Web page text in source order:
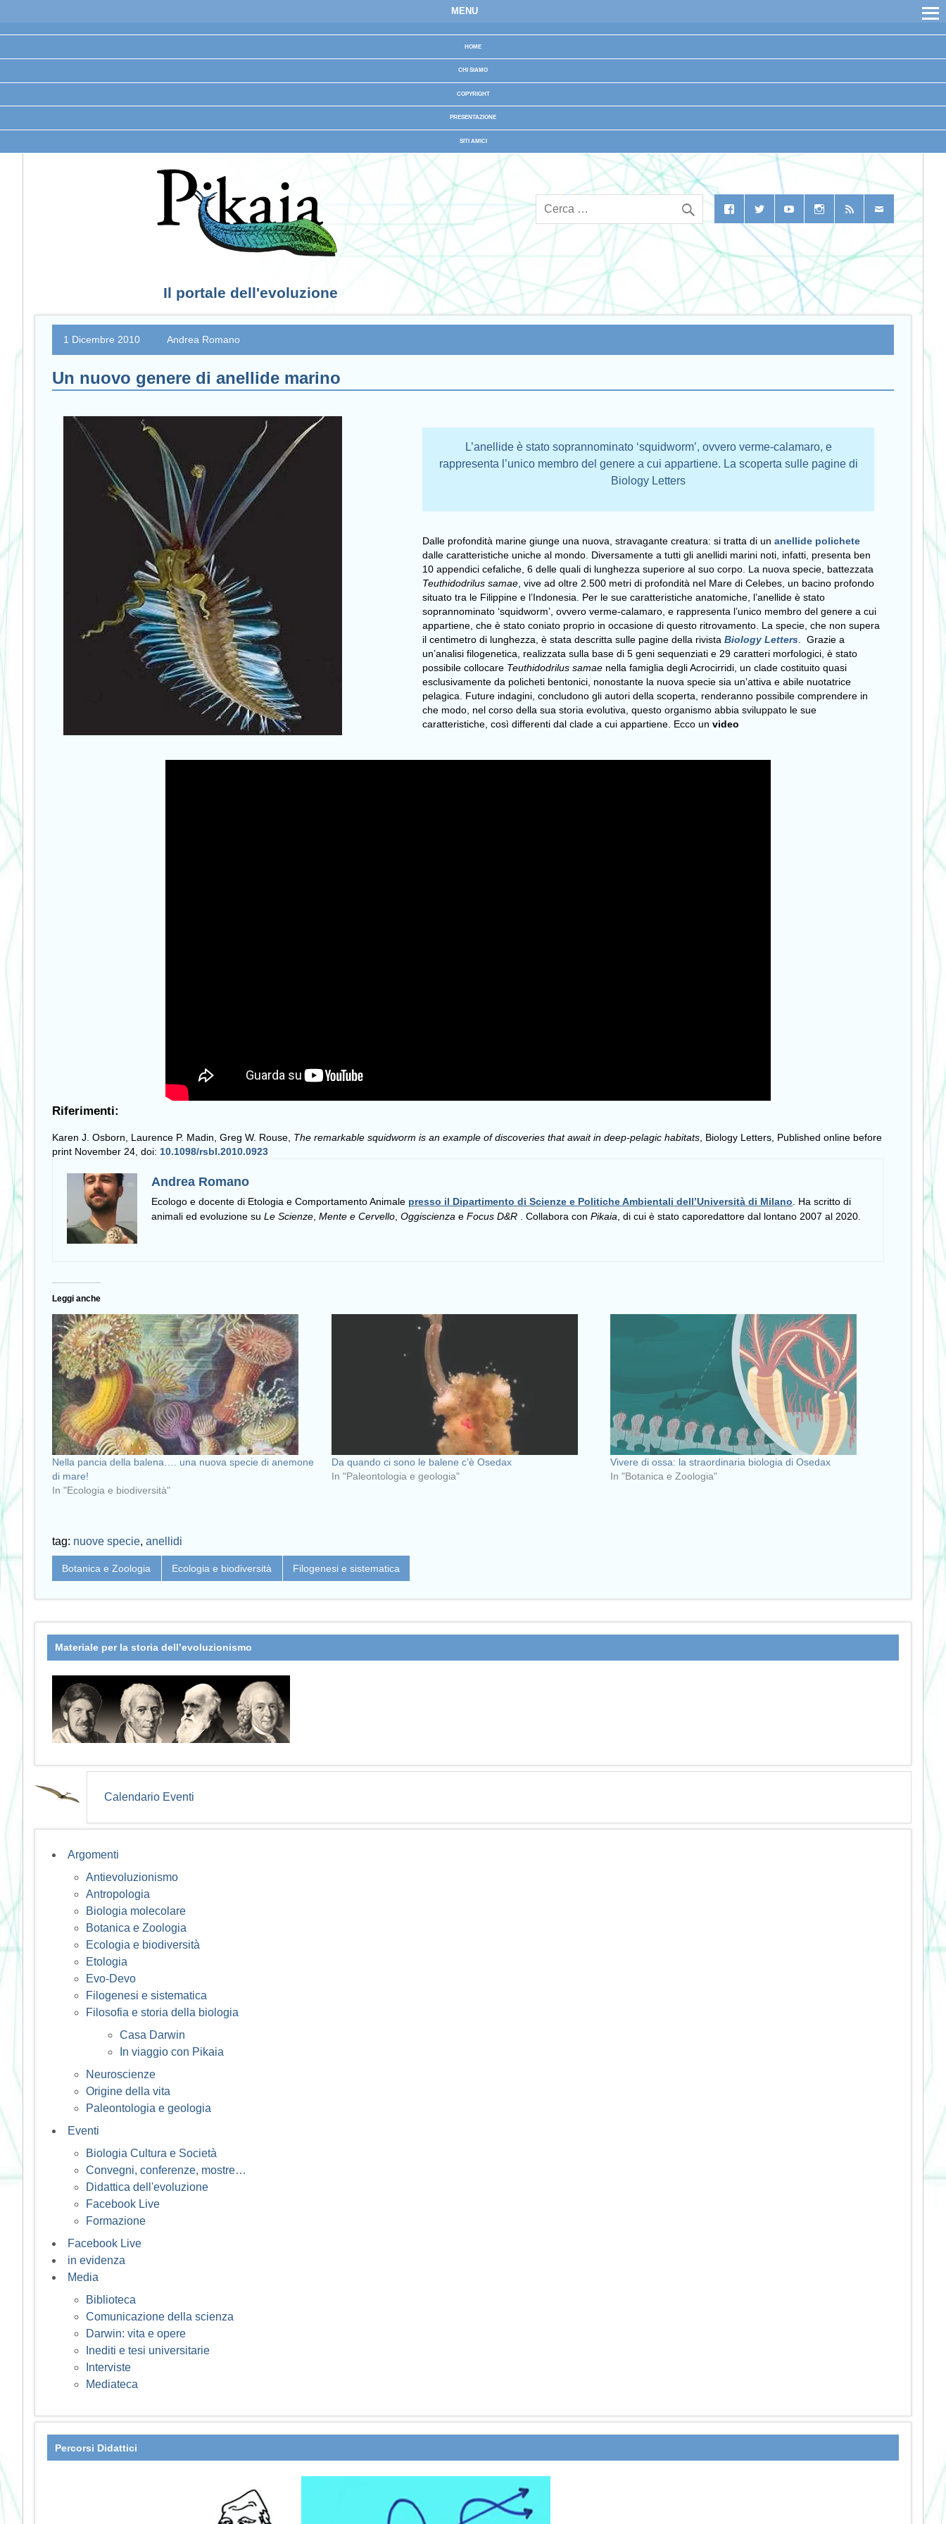
MENU
HOME
CHI SIAMO
COPYRIGHT
PRESENTAZIONE
SITI AMICI
Il portale dell'evoluzione
1 Dicembre 2010 Andrea Romano
Un nuovo genere di anellide marino
L’anellide è stato soprannominato ‘squidworm’, ovvero verme-calamaro, e
rappresenta l’unico membro del genere a cui appartiene. La scoperta sulle pagine di
Biology Letters
Dalle profondità marine giunge una nuova, stravagante creatura: si tratta di unanellide polichete
dalle caratteristiche uniche al mondo. Diversamente a tutti gli anellidi marini noti, infatti, presenta ben
10 appendici cefaliche, 6 delle quali di lunghezza superiore al suo corpo. La nuova specie, battezzata
Teuthidodrilus samae , vive ad oltre 2.500 metri di profondità nel Mare di Celebes, un bacino profondo
situato tra le Filippine e l’Indonesia. Per le sue caratteristiche anatomiche, l’anellide è stato
soprannominato ‘squidworm’, ovvero verme-calamaro, e rappresenta l’unico membro del genere a cui
appartiene, che è stato coniato proprio in occasione di questo ritrovamento. La specie, che non supera
il centimetro di lunghezza, è stata descritta sulle pagine della rivistaBiology Letters . Grazie a
un’analisi filogenetica, realizzata sulla base di 5 geni sequenziati e 29 caratteri morfologici, è stato
possibile collocare Teuthidodrilus samae nella famiglia degli Acrocirridi, un clade costituito quasi
esclusivamente da policheti bentonici, nonostante la nuova specie sia un’attiva e abile nuotatrice
pelagica. Future indagini, concludono gli autori della scoperta, renderanno possibile comprendere in
che modo, nel corso della sua storia evolutiva, questo organismo abbia sviluppato le sue
caratteristiche, così differenti dal clade a cui appartiene. Ecco unvideo
Riferimenti:
Karen J. Osborn, Laurence P. Madin, Greg W. Rouse, The remarkable squidworm is an example of discoveries that await in deep-pelagic habitats , Biology Letters, Published online before
print November 24, doi: 10.1098/rsbl.2010.0923
Andrea Romano
Ecologo e docente di Etologia e Comportamento Animale presso il Dipartimento di Scienze e Politiche Ambientali dell’Università di Milano . Ha scritto di
animali ed evoluzione su Le Scienze Mente e Cervello Oggiscienza e Focus D&R . Collabora con Pikaia , di cui è stato caporedattore dal lontano 2007 al 2020.
Leggi anche
Nella pancia della balena…. una nuova specie di anemone
di mare!
In "Ecologia e biodiversità"
Da quando ci sono le balene c’è Osedax
In "Paleontologia e geologia"
Vivere di ossa: la straordinaria biologia di Osedax
In "Botanica e Zoologia"
tag: nuove specie, anellidi
Botanica e Zoologia Ecologia e biodiversità Filogenesi e sistematica
Materiale per la storia dell’evoluzionismo
Calendario Eventi
Argomenti
Antievoluzionismo
Antropologia
Biologia molecolare
Botanica e Zoologia
Ecologia e biodiversità
Etologia
Evo-Devo
Filogenesi e sistematica
Filosofia e storia della biologia
Casa Darwin
In viaggio con Pikaia
Neuroscienze
Origine della vita
Paleontologia e geologia
Eventi
Biologia Cultura e Società
Convegni, conferenze, mostre…
Didattica dell'evoluzione
Facebook Live
Formazione
Facebook Live
in evidenza
Media
Biblioteca
Comunicazione della scienza
Darwin: vita e opere
Inediti e tesi universitarie
Interviste
Mediateca
Percorsi Didattici